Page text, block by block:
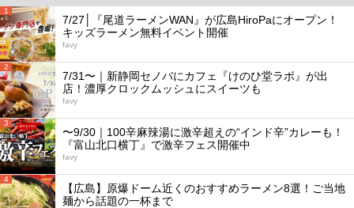
1
7/27│『尾道ラーメンWAN』が広島HiroPaにオープン！
キッズラーメン無料イベント開催
favy
2
7/31〜｜新静岡セノバにカフェ『けのひ堂ラボ』が出
店！濃厚クロックムッシュにスイーツも
favy
3
〜9/30｜100辛麻辣湯に激辛超えの“インド辛”カレーも！
『富山北口横丁』で激辛フェス開催中
favy
4
【広島】原爆ドーム近くのおすすめラーメン8選！ご当地
麺から話題の一杯まで